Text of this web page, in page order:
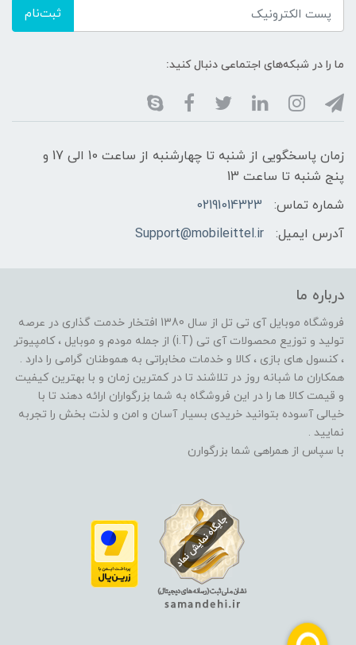
ثبت‌نام
ما را در شبکه‌های اجتماعی دنبال کنید:
زمان پاسخگویی از شنبه تا چهارشنبه از ساعت 10 الی 17 و
پنج شنبه تا ساعت 13
شماره تماس:
02191014323
آدرس ایمیل:
Support@mobileittel.ir
درباره ما
فروشگاه موبایل آی تی تل از سال 1380 افتخار خدمت گذاری در عرصه
تولید و توزیع محصولات آی تی (i.T) از جمله مودم و موبایل ، کامپیوتر
، کنسول های بازی ، کالا و خدمات مخابراتی به هموطنان گرامی را دارد .
همکاران ما شبانه روز در تلاشند تا در کمترین زمان و با بهترین کیفیت
و قیمت کالا ها را در این فروشگاه به شما بزرگواران ارائه دهند تا با
خیالی آسوده بتوانید خریدی بسیار آسان و امن و لذت بخش را تجربه
نمایید .
با سپاس از همراهی شما بزرگوارن